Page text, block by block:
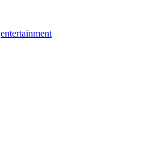
entertainment